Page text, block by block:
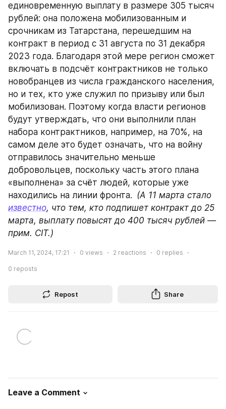
единовременную выплату в размере 305 тысяч
рублей: она положена мобилизованным и
срочникам из Татарстана, перешедшим на
контракт в период с 31 августа по 31 декабря
2023 года. Благодаря этой мере регион сможет
включать в подсчёт контрактников не только
новобранцев из числа гражданского населения,
но и тех, кто уже служил по призыву или был
мобилизован. Поэтому когда власти регионов
будут утверждать, что они выполнили план
набора контрактников, например, на 70%, на
самом деле это будет означать, что на войну
отправилось значительно меньше
добровольцев, поскольку часть этого плана
«выполнена» за счёт людей, которые уже
находились на линии фронта.
известно, что тем, кто подпишет контракт до 25
марта, выплату повысят до 400 тысяч рублей —
прим. CIT.)
March 11, 2024, 17:21 0 views 2 reactions 0 replies
0 reposts
Repost Share
Leave a Comment